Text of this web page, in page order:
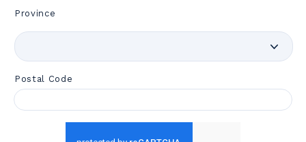
Province
Postal Code